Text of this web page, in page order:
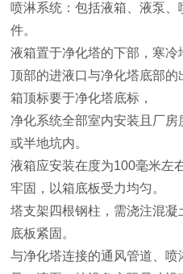
喷淋系统：包括液箱、液泵
件。
液箱置于净化塔的下部，寒
顶部的进液口与净化塔底部
箱顶标要于净化塔底标，
净化系统全部室内安装且厂
或半地坑内。
液箱应安装在度为100毫米左
牢固，以箱底板受力均匀。
塔支架四根钢柱，需浇注混
底板紧固。
与净化塔连接的通风管道、